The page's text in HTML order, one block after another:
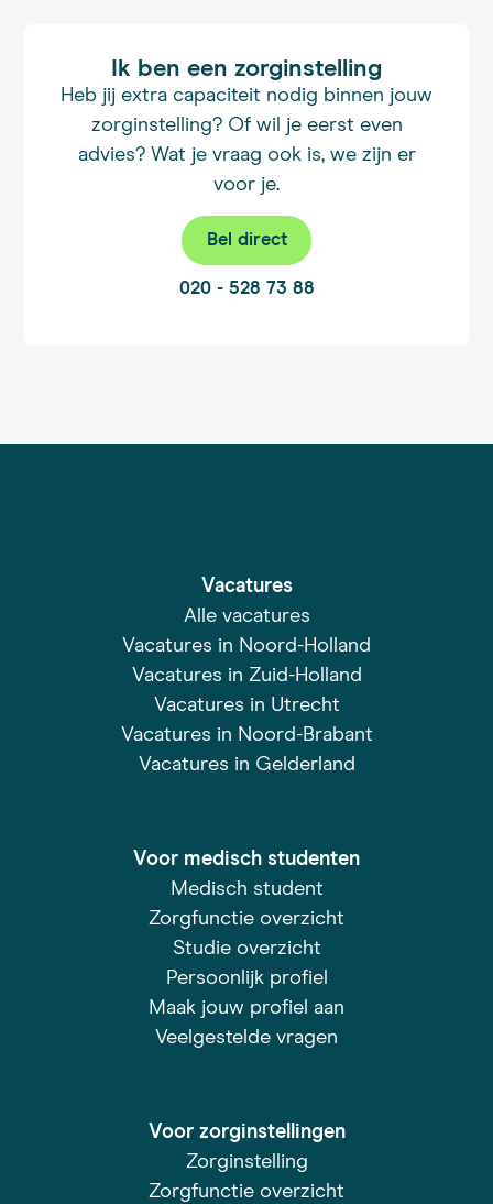
Ik ben een zorginstelling
Heb jij extra capaciteit nodig binnen jouw
zorginstelling? Of wil je eerst even
advies? Wat je vraag ook is, we zijn er
voor je.
Bel direct
020 - 528 73 88
Vacatures
Alle vacatures
Vacatures in Noord-Holland
Vacatures in Zuid-Holland
Vacatures in Utrecht
Vacatures in Noord-Brabant
Vacatures in Gelderland
Voor medisch studenten
Medisch student
Zorgfunctie overzicht
Studie overzicht
Persoonlijk profiel
Maak jouw profiel aan
Veelgestelde vragen
Voor zorginstellingen
Zorginstelling
Zorgfunctie overzicht